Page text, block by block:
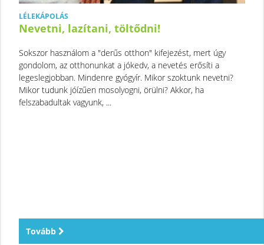
LÉLEKÁPOLÁS
Nevetni, lazítani, töltődni!
Sokszor használom a "derűs otthon" kifejezést, mert úgy
gondolom, az otthonunkat a jókedv, a nevetés erősíti a
legeslegjobban. Mindenre gyógyír. Mikor szoktunk nevetni?
Mikor tudunk jóízűen mosolyogni, örülni? Akkor, ha
felszabadultak vagyunk, ...
Tovább